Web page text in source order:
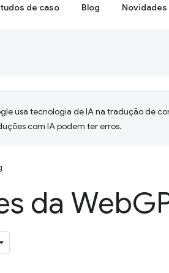
de caso Blog Novidades
usa tecnologia de IA na tradução de
com IA podem ter erros.
da Web